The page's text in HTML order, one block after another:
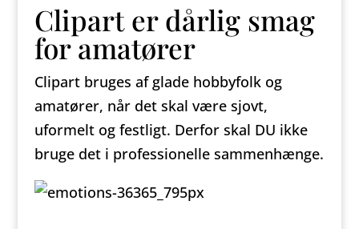
Clipart er dårlig smag
for amatører
Clipart bruges af glade hobbyfolk og
amatører, når det skal være sjovt,
uformelt og festligt. Derfor skal DU ikke
bruge det i professionelle sammenhænge.